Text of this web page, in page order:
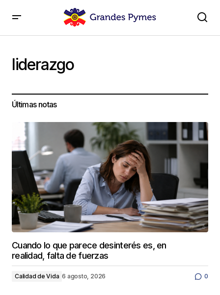
liderazgo
Últimas notas
Cuando lo que parece desinterés es, en
realidad, falta de fuerzas
Calidad de Vida 6 agosto, 2026 0